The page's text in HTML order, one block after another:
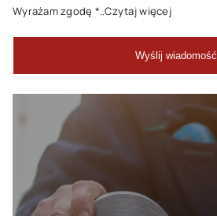
Wyrażam zgodę *..Czytaj więcej